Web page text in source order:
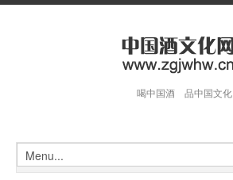
喝中国酒 品中国文化